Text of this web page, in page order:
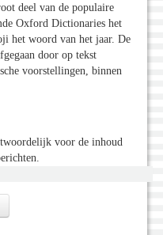
deel van de populaire
Oxford Dictionaries het
het woord van het jaar. De
door op tekst
voorstellingen, binnen
voor de inhoud